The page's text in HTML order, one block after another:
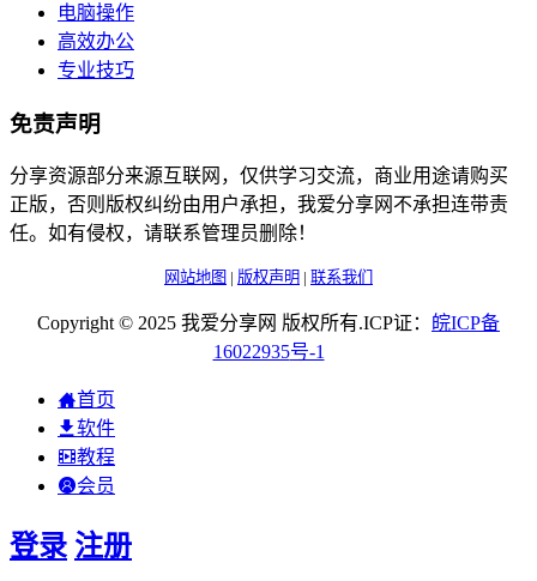
电脑操作
高效办公
专业技巧
免责声明
分享资源部分来源互联网，仅供学习交流，商业用途请购买
正版，否则版权纠纷由用户承担，我爱分享网不承担连带责
任。如有侵权，请联系管理员删除！
网站地图 | 版权声明 | 联系我们
Copyright © 2025 我爱分享网 版权所有.ICP证： 皖ICP备
16022935号-1
首页
软件
教程
会员
登录 注册